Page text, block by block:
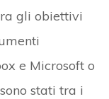
gli obiettivi
e Microsoft o
stati tra i